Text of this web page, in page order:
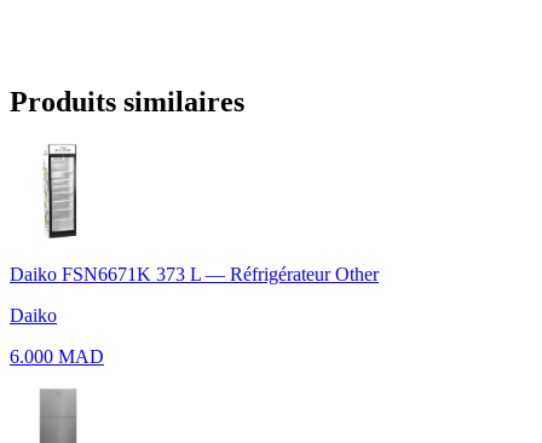
Produits similaires
Daiko FSN6671K 373 L — Réfrigérateur Other
Daiko
6.000 MAD